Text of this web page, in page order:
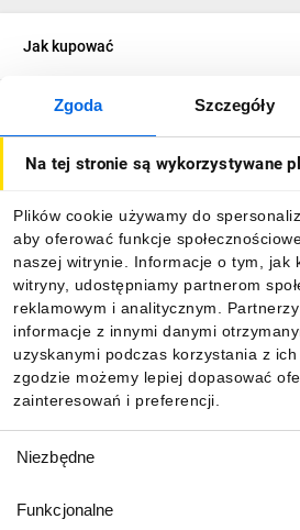
Zgoda Szczegóły
Na tej stronie są wykorzystywane
Plików cookie używamy do
aby oferować funkcje
naszej witrynie. Informacje o tym, jak
witryny, udostępniamy partnerom
reklamowym i analitycznym.
informacje z innymi danymi
uzyskanymi podczas korzystania z ich
zgodzie możemy lepiej dopasować
zainteresowań i preferencji.
zgody
Niezbędne
Funkcjonalne
Jak kupować
O firmie
Informacje
Pobierz naszą aplikację